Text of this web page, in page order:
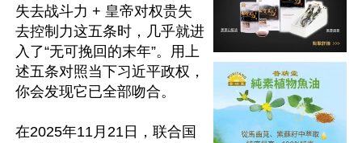
失去战斗力 + 皇帝对权贵失
去控制力这五条时，几乎就进
入了“无可挽回的末年”。用上
述五条对照当下习近平政权，
你会发现它已全部吻合。
在2025年11月21日，联合国